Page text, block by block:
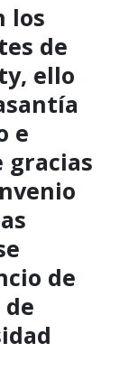
los
de
ello
e
gracias
de